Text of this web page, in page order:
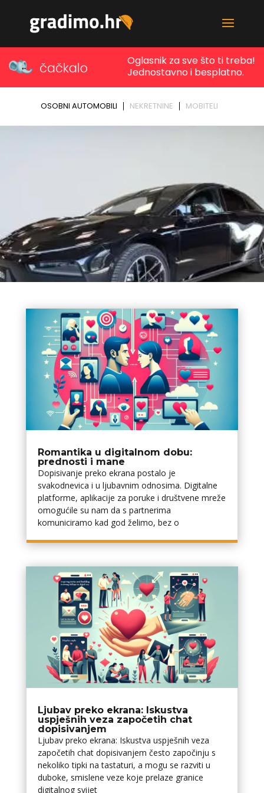
Romantika u digitalnom dobu:
prednosti i mane
Dopisivanje preko ekrana postalo je
svakodnevica i u ljubavnim odnosima. Digitalne
platforme, aplikacije za poruke i društvene mreže
omogućile su nam da s partnerima
komuniciramo kad god želimo, bez o
Ljubav preko ekrana: Iskustva
uspješnih veza započetih chat
dopisivanjem
Ljubav preko ekrana: Iskustva uspješnih veza
započetih chat dopisivanjem često započinju s
nekoliko tipki na tastaturi, a mogu se razviti u
duboke, smislene veze koje prelaze granice
digitalnog svijet